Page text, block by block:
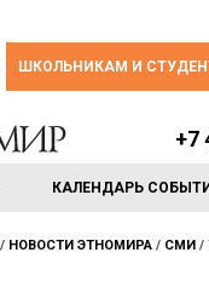
ШКОЛЬНИКАМ И
КАЛЕНДАРЬ
+7
НОВОСТИ ЭТНОМИРА СМИ